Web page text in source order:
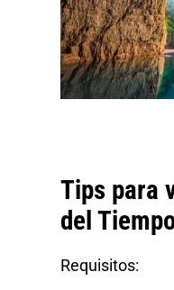
Tips para
del
Requisitos: